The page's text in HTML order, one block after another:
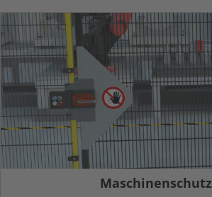
Maschinenschutz